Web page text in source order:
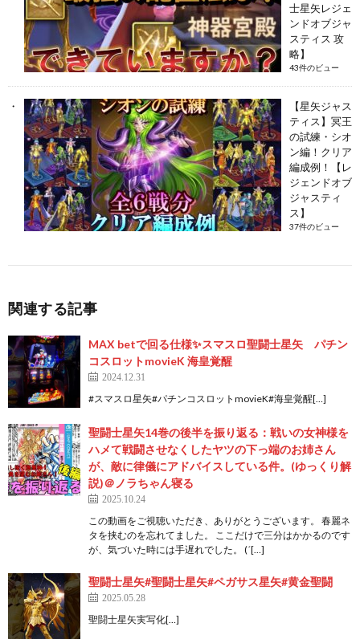
士星矢レジェ
ンドオブジャ
スティス 攻
略】
43件のビュー
【星矢ジャス
ティス】冥王
の試練・シオ
ン編！クリア
編成例！【レ
ジェンドオブ
ジャスティ
ス】
37件のビュー
関連する記事
MAX betで回る仕様✨スマスロ聖闘士星矢 パチン
コスロットmovieK 海皇覚醒
2024.12.31
#スマスロ星矢#パチンコスロットmovieK#海皇覚醒[…]
聖闘士星矢14巻の後半を振り返る：戦いの女神様を
ハメて戦闘させなくしたヤツの下っ端のお姉さん
が、敵に律儀にアドバイスしている件。(ゆっくり解
説)＠ノラちゃん寝る
2025.10.24
この動画をご視聴いただき、ありがとうございます。 春麗ネ
タを挟むのを忘れてました。 ここだけで三分はかかるのです
が、気づいた時には手遅れでした。 (´[…]
聖闘士星矢#聖闘士星矢#ペガサス星矢#黄金聖闘
2025.05.28
聖闘士星矢実写化[…]